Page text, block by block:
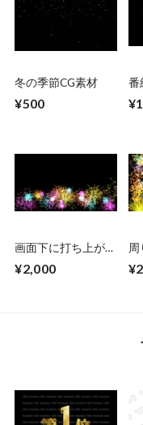
冬の季節CG素材
¥500
番
画面下に打ち上がる
¥2,000
周